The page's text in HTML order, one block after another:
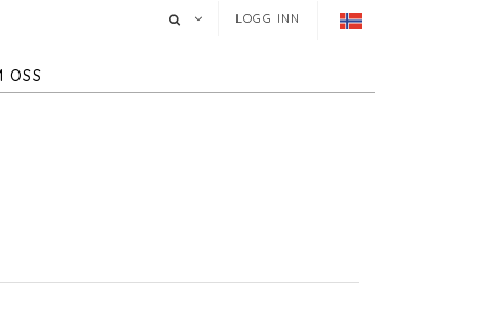
LOGG INN
OSS